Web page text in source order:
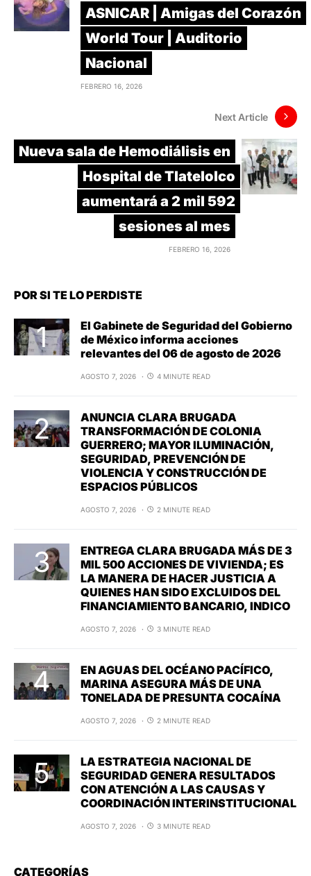
ASNICAR | Amigas del Corazón
World Tour | Auditorio
Nacional
FEBRERO 16, 2026
Next Article
Nueva sala de Hemodiálisis en
Hospital de Tlatelolco
aumentará a 2 mil 592
sesiones al mes
FEBRERO 16, 2026
POR SI TE LO PERDISTE
El Gabinete de Seguridad del Gobierno
de México informa acciones
relevantes del 06 de agosto de 2026
AGOSTO 7, 2026 4 MINUTE READ
ANUNCIA CLARA BRUGADA
TRANSFORMACIÓN DE COLONIA
GUERRERO; MAYOR ILUMINACIÓN,
SEGURIDAD, PREVENCIÓN DE
VIOLENCIA Y CONSTRUCCIÓN DE
ESPACIOS PÚBLICOS
AGOSTO 7, 2026 2 MINUTE READ
ENTREGA CLARA BRUGADA MÁS DE 3
MIL 500 ACCIONES DE VIVIENDA; ES
LA MANERA DE HACER JUSTICIA A
QUIENES HAN SIDO EXCLUIDOS DEL
FINANCIAMIENTO BANCARIO, INDICO
AGOSTO 7, 2026 3 MINUTE READ
EN AGUAS DEL OCÉANO PACÍFICO,
MARINA ASEGURA MÁS DE UNA
TONELADA DE PRESUNTA COCAÍNA
AGOSTO 7, 2026 2 MINUTE READ
LA ESTRATEGIA NACIONAL DE
SEGURIDAD GENERA RESULTADOS
CON ATENCIÓN A LAS CAUSAS Y
COORDINACIÓN INTERINSTITUCIONAL
AGOSTO 7, 2026 3 MINUTE READ
CATEGORÍAS